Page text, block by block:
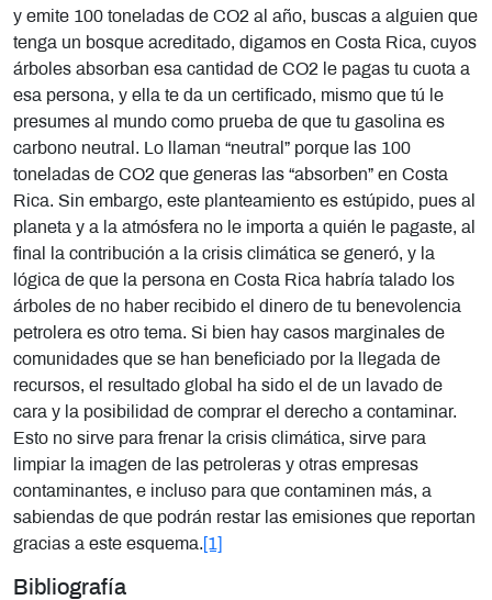
y emite 100 toneladas de CO2 al año, buscas a alguien que
tenga un bosque acreditado, digamos en Costa Rica, cuyos
árboles absorban esa cantidad de CO2 le pagas tu cuota a
esa persona, y ella te da un certificado, mismo que tú le
presumes al mundo como prueba de que tu gasolina es
carbono neutral. Lo llaman “neutral” porque las 100
toneladas de CO2 que generas las “absorben” en Costa
Rica. Sin embargo, este planteamiento es estúpido, pues al
planeta y a la atmósfera no le importa a quién le pagaste, al
final la contribución a la crisis climática se generó, y la
lógica de que la persona en Costa Rica habría talado los
árboles de no haber recibido el dinero de tu benevolencia
petrolera es otro tema. Si bien hay casos marginales de
comunidades que se han beneficiado por la llegada de
recursos, el resultado global ha sido el de un lavado de
cara y la posibilidad de comprar el derecho a contaminar.
Esto no sirve para frenar la crisis climática, sirve para
limpiar la imagen de las petroleras y otras empresas
contaminantes, e incluso para que contaminen más, a
sabiendas de que podrán restar las emisiones que reportan
gracias a este esquema. [1]
Bibliografía